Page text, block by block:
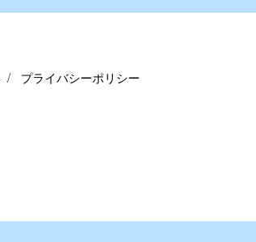
プライバシーポリシー